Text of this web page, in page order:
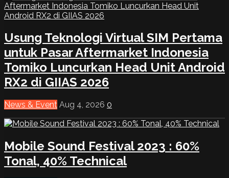
Usung Teknologi Virtual SIM Pertama
untuk Pasar Aftermarket Indonesia
Tomiko Luncurkan Head Unit Android
RX2 di GIIAS 2026
News & Event Aug 4, 2026 0
Mobile Sound Festival 2023 : 60%
Tonal, 40% Technical